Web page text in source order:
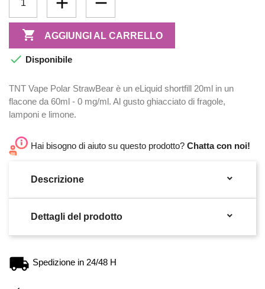
 AGGIUNGI AL CARRELLO
 Disponibile
TNT Vape Polar StrawBear è un eLiquid shortfill 20ml in un
flacone da 60ml - 0 mg/ml. Al gusto ghiacciato di fragole,
lamponi e limone.
Hai bisogno di aiuto su questo prodotto? Chatta con noi!
Descrizione 
Dettagli del prodotto 
Spedizione in 24/48 H